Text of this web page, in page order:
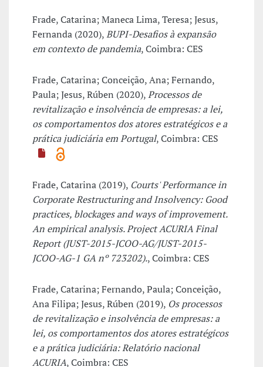
Frade, Catarina; Maneca Lima, Teresa; Jesus,
Fernanda (2020),BUPI-Desafios à expansão
em contexto de pandemia, Coimbra: CES
Frade, Catarina; Conceição, Ana; Fernando,
Paula; Jesus, Rúben (2020),Processos de
revitalização e insolvência de empresas: a lei,
os comportamentos dos atores estratégicos e a
prática judiciária em Portugal, Coimbra: CES
Frade, Catarina (2019), Courts' Performance in
Corporate Restructuring and Insolvency: Good
practices, blockages and ways of improvement.
An empirical analysis. Project ACURIA Final
Report (JUST-2015-JCOO-AG/JUST-2015-
JCOO-AG-1 GA nº 723202)., Coimbra: CES
Frade, Catarina; Fernando, Paula; Conceição,
Ana Filipa; Jesus, Rúben (2019), Os processos
de revitalização e insolvência de empresas: a
lei, os comportamentos dos atores estratégicos
e a prática judiciária: Relatório nacional
ACURIA, Coimbra: CES